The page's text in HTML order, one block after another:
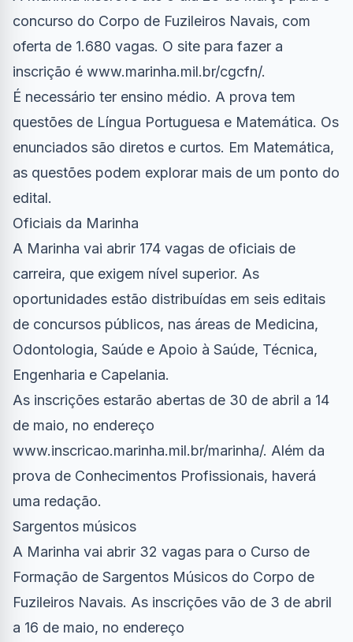
concurso do Corpo de Fuzileiros Navais, com
oferta de 1.680 vagas. O site para fazer a
inscrição é www.marinha.mil.br/cgcfn/.
É necessário ter ensino médio. A prova tem
questões de Língua Portuguesa e Matemática. Os
enunciados são diretos e curtos. Em Matemática,
as questões podem explorar mais de um ponto do
edital.
Oficiais da Marinha
A Marinha vai abrir 174 vagas de oficiais de
carreira, que exigem nível superior. As
oportunidades estão distribuídas em seis editais
de concursos públicos, nas áreas de Medicina,
Odontologia, Saúde e Apoio à Saúde, Técnica,
Engenharia e Capelania.
As inscrições estarão abertas de 30 de abril a 14
de maio, no endereço
www.inscricao.marinha.mil.br/marinha/. Além da
prova de Conhecimentos Profissionais, haverá
uma redação.
Sargentos músicos
A Marinha vai abrir 32 vagas para o Curso de
Formação de Sargentos Músicos do Corpo de
Fuzileiros Navais. As inscrições vão de 3 de abril
a 16 de maio, no endereço